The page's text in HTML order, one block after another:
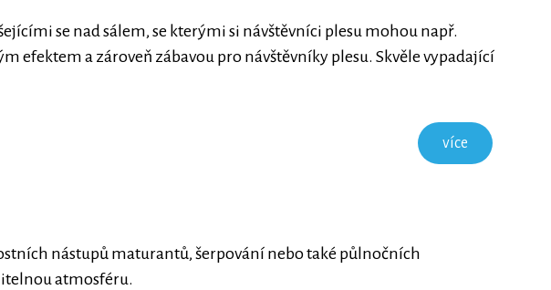
se nad sálem, se kterými si návštěvníci plesu mohou např.
efektem a zároveň zábavou pro návštěvníky plesu. Skvěle vypadající
více
nástupů maturantů, šerpování nebo také půlnočních
atmosféru.